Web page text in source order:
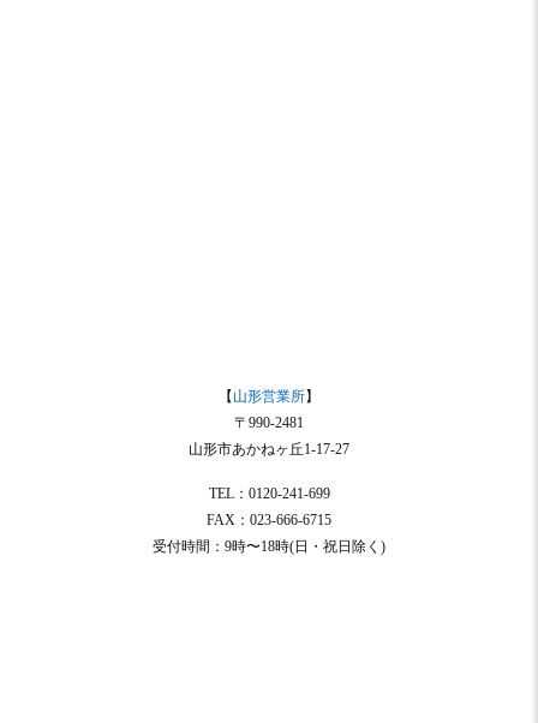
【 山形営業所】
〒990-2481
山形市あかねヶ丘1-17-27
TEL：0120-241-699
FAX：023-666-6715
受付時間：9時〜18時(日・祝日除く)